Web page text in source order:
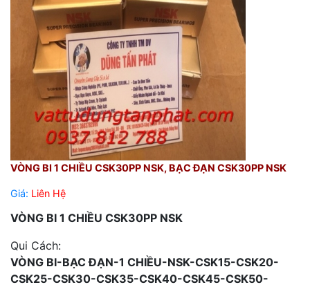
VÒNG BI 1 CHIỀU CSK30PP NSK, BẠC ĐẠN CSK30PP NSK
Giá: Liên Hệ
VÒNG BI 1 CHIỀU CSK30PP NSK
Qui Cách:
VÒNG BI-BẠC ĐẠN-1 CHIỀU-NSK-CSK15-CSK20-
CSK25-CSK30-CSK35-CSK40-CSK45-CSK50-